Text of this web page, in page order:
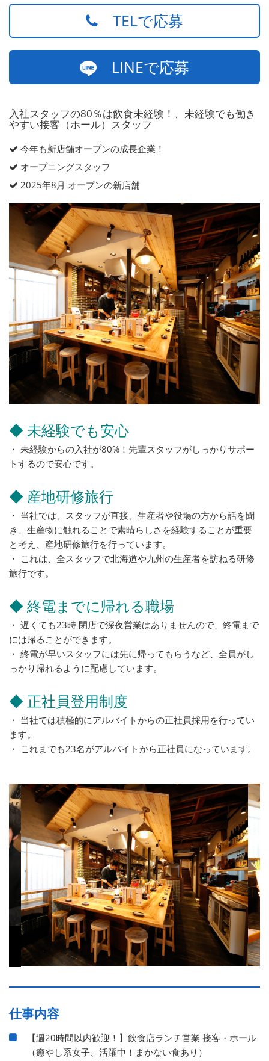
TELで応募
LINEで応募
入社スタッフの80％は飲食未経験！、未経験でも働き
やすい接客（ホール）スタッフ
今年も新店舗オープンの成長企業！
オープニングスタッフ
2025年8月 オープンの新店舗
◆ 未経験でも安心
・ 未経験からの入社が80%！先輩スタッフがしっかりサポー
トするので安心です。
◆ 産地研修旅行
・ 当社では、スタッフが直接、生産者や役場の方から話を聞
き、生産物に触れることで素晴らしさを経験することが重要
と考え、産地研修旅行を行っています。
・ これは、全スタッフで北海道や九州の生産者を訪ねる研修
旅行です。
◆ 終電までに帰れる職場
・ 遅くても23時 閉店で深夜営業はありませんので、終電まで
には帰ることができます。
・ 終電が早いスタッフには先に帰ってもらうなど、全員がし
っかり帰れるように配慮しています。
◆ 正社員登用制度
・ 当社では積極的にアルバイトからの正社員採用を行ってい
ます。
・ これまでも23名がアルバイトから正社員になっています。
仕事内容
【週20時間以内歓迎！】飲食店ランチ営業 接客・ホール
（癒やし系女子、活躍中！まかない食あり）